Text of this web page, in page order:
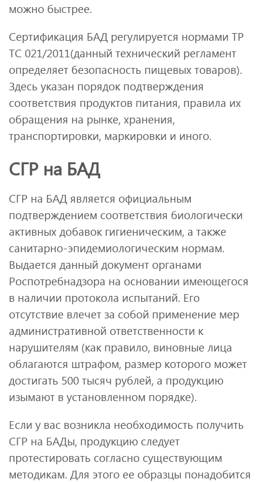
можно быстрее.
Сертификация БАД регулируется нормами ТР
ТС 021/2011(данный технический регламент
определяет безопасность пищевых товаров).
Здесь указан порядок подтверждения
соответствия продуктов питания, правила их
обращения на рынке, хранения,
транспортировки, маркировки и иного.
СГР на БАД
СГР на БАД является официальным
подтверждением соответствия биологически
активных добавок гигиеническим, а также
санитарно-эпидемиологическим нормам.
Выдается данный документ органами
Роспотребнадзора на основании имеющегося
в наличии протокола испытаний. Его
отсутствие влечет за собой применение мер
административной ответственности к
нарушителям (как правило, виновные лица
облагаются штрафом, размер которого может
достигать 500 тысяч рублей, а продукцию
изымают в установленном порядке).
Если у вас возникла необходимость получить
СГР на БАДы, продукцию следует
протестировать согласно существующим
методикам. Для этого ее образцы понадобится